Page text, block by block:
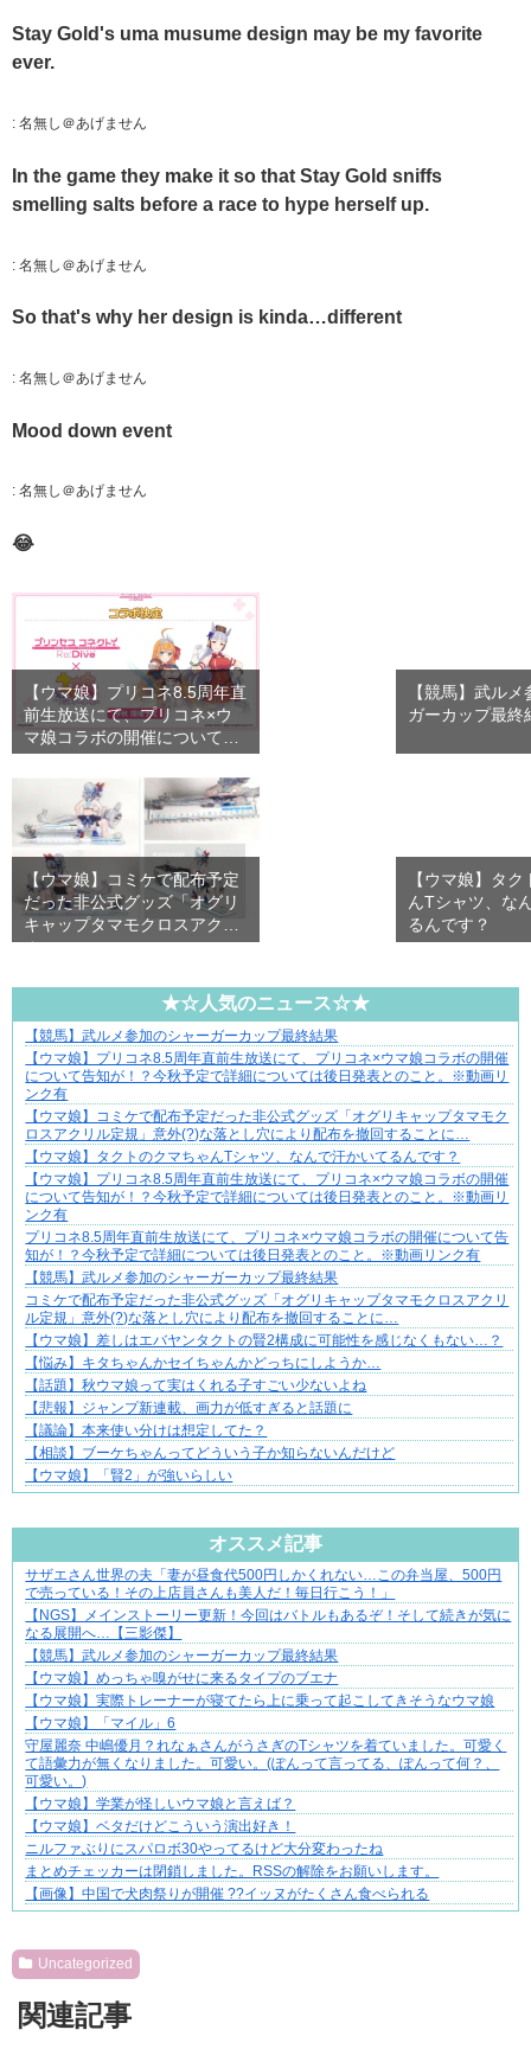
Stay Gold's uma musume design may be my favorite
ever.
: 名無し＠あげません
In the game they make it so that Stay Gold sniffs
smelling salts before a race to hype herself up.
: 名無し＠あげません
So that's why her design is kinda…different
: 名無し＠あげません
Mood down event
: 名無し＠あげません
😂
【ウマ娘】プリコネ8.5周年直
前生放送にて、プリコネ×ウ
マ娘コラボの開催について…
【競馬】武ル
ガーカップ最終
【ウマ娘】コミケで配布予定
だった非公式グッズ「オグリ
キャップタマモクロスアクリ
ル…
【ウマ娘】タ
んTシャツ、な
るんです？
★☆人気のニュース☆★
好青年の片思いが壊れていくまで
【競馬】武ルメ参加のシャーガーカップ最終結果
【ウマ娘】プリコネ8.5周年直前生放送にて、プリコネ×ウマ娘コラボの開催
について告知が！？今秋予定で詳細については後日発表とのこと。※動画リ
ンク有
【ウマ娘】コミケで配布予定だった非公式グッズ「オグリキャップタマモク
ロスアクリル定規」意外(?)な落とし穴により配布を撤回することに…
【ウマ娘】タクトのクマちゃんTシャツ、なんで汗かいてるんです？
【ウマ娘】プリコネ8.5周年直前生放送にて、プリコネ×ウマ娘コラボの開催
について告知が！？今秋予定で詳細については後日発表とのこと。※動画リ
ンク有
プリコネ8.5周年直前生放送にて、プリコネ×ウマ娘コラボの開催について告
知が！？今秋予定で詳細については後日発表とのこと。※動画リンク有
【競馬】武ルメ参加のシャーガーカップ最終結果
コミケで配布予定だった非公式グッズ「オグリキャップタマモクロスアクリ
ル定規」意外(?)な落とし穴により配布を撤回することに…
【ウマ娘】差しはエバヤンタクトの賢2構成に可能性を感じなくもない…？
【悩み】キタちゃんかセイちゃんかどっちにしようか…
【話題】秋ウマ娘って実はくれる子すごい少ないよね
【悲報】ジャンプ新連載、画力が低すぎると話題に
【議論】本来使い分けは想定してた？
【相談】ブーケちゃんってどういう子か知らないんだけど
【ウマ娘】「賢2」が強いらしい
オススメ記事
ブブ家のドタバタが、今日も愛おしい！
サザエさん世界の夫「妻が昼食代500円しかくれない…この弁当屋、500円
で売っている！その上店員さんも美人だ！毎日行こう！」
【NGS】メインストーリー更新！今回はバトルもあるぞ！そして続きが気に
なる展開へ…【三影傑】
【競馬】武ルメ参加のシャーガーカップ最終結果
【ウマ娘】めっちゃ嗅がせに来るタイプのブエナ
【ウマ娘】実際トレーナーが寝てたら上に乗って起こしてきそうなウマ娘
【ウマ娘】「マイル」6
守屋麗奈 中嶋優月？れなぁさんがうさぎのTシャツを着ていました。可愛く
て語彙力が無くなりました。可愛い。(ぽんって言ってる、ぽんって何？、
可愛い。)⁡
【ウマ娘】学業が怪しいウマ娘と言えば？
【ウマ娘】ベタだけどこういう演出好き！
ニルファぶりにスパロボ30やってるけど大分変わったね
まとめチェッカーは閉鎖しました。RSSの解除をお願いします。
【画像】中国で犬肉祭りが開催 ??イッヌがたくさん食べられる
Uncategorized
関連記事